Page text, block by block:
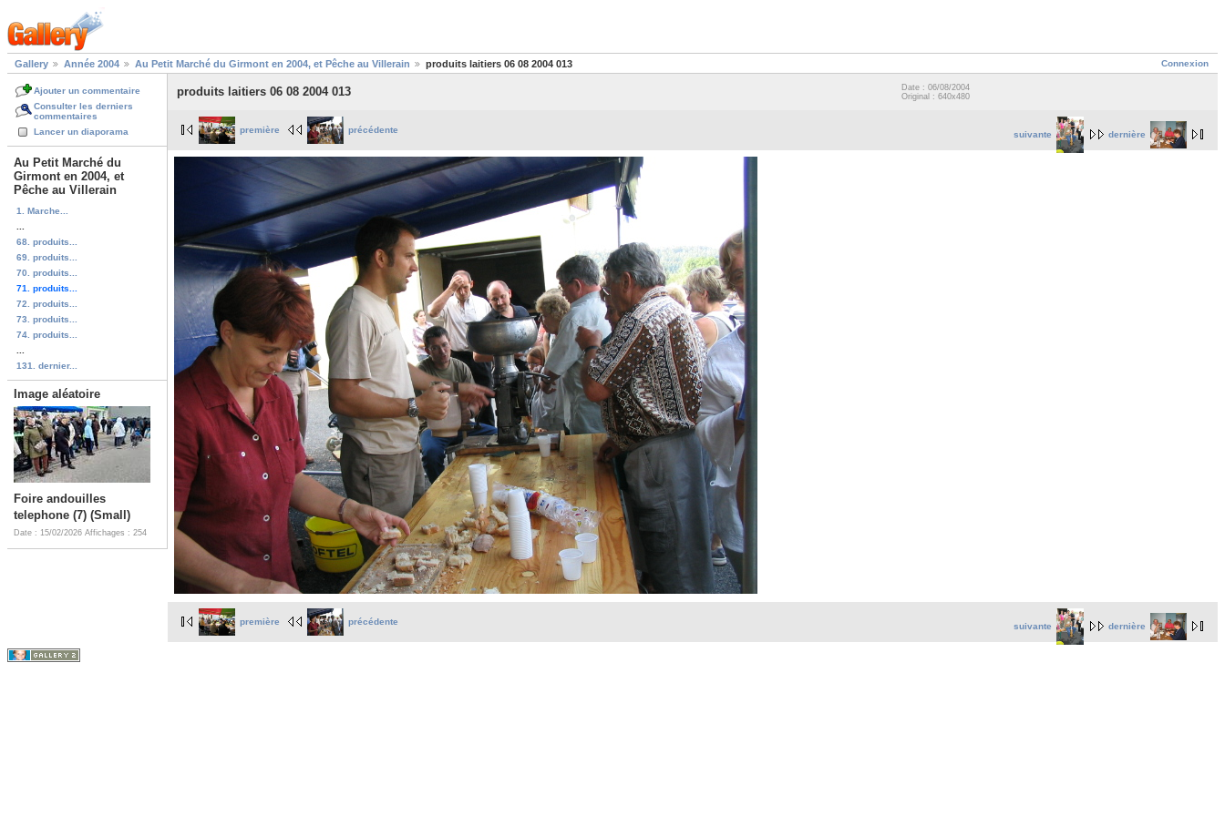
Connexion
Gallery Année 2004 Au Petit Marché du Girmont en 2004, et Pêche au Villerain produits laitiers 06 08 2004 013
Ajouter un commentaire
Consulter les derniers
commentaires
Lancer un diaporama
Au Petit Marché du
Girmont en 2004, et
Pêche au Villerain
1. Marche...
68. produits...
69. produits...
70. produits...
71. produits...
72. produits...
73. produits...
74. produits...
131. dernier...
Image aléatoire
Foire andouilles
telephone (7) (Small)
Date : 15/02/2026 Affichages : 254
produits laitiers 06 08 2004 013
Date : 06/08/2004
Original : 640x480
suivante dernière
première précédente
suivante dernière
première précédente